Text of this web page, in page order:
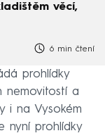
věcí,
6 min čtení
prohlídky
nemovitostí a
i na Vysokém
nyní prohlídky